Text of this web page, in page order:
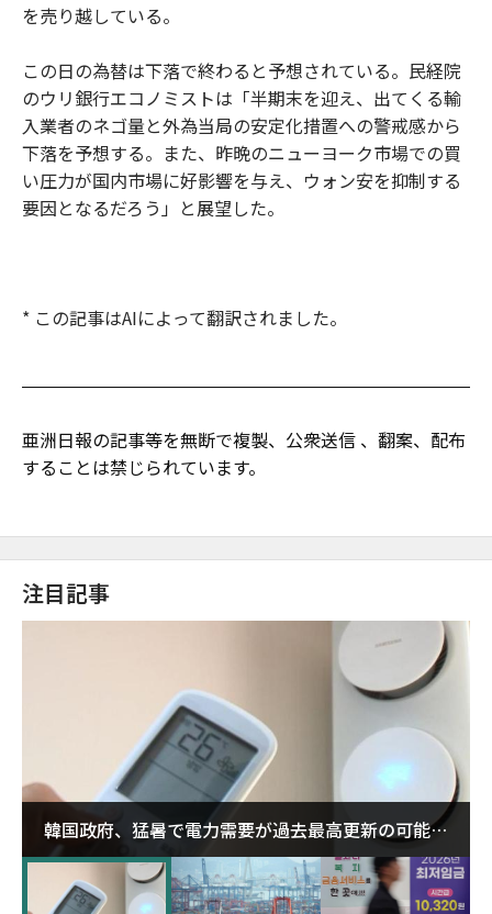
を売り越している。
この日の為替は下落で終わると予想されている。民経院
のウリ銀行エコノミストは「半期末を迎え、出てくる輸
入業者のネゴ量と外為当局の安定化措置への警戒感から
下落を予想する。また、昨晩のニューヨーク市場での買
い圧力が国内市場に好影響を与え、ウォン安を抑制する
要因となるだろう」と展望した。
* この記事はAIによって翻訳されました。
亜洲日報の記事等を無断で複製、公衆送信 、翻案、配布
することは禁じられています。
注目記事
韓国政府、猛暑で電力需要が過去最高更新の可能性
に需給対応体制を点検